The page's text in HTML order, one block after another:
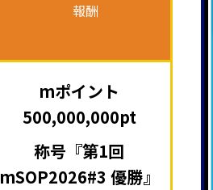
報酬
mポイント
500,000,000pt
称号『第1回
mSOP2026#3 優勝』